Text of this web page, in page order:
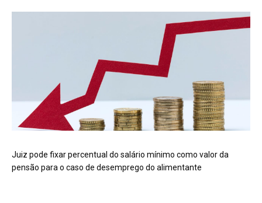
Juiz pode fixar percentual do salário mínimo como valor da
pensão para o caso de desemprego do alimentante